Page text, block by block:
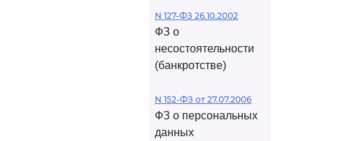
N 127-ФЗ 26.10.2002
ФЗ о
несостоятельности
(банкротстве)
N 152-ФЗ от 27.07.2006
ФЗ о персональных
данных